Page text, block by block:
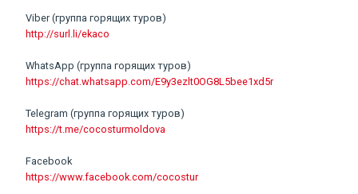
Viber (группа горящих туров)
http://surl.li/ekaco
WhatsApp (группа горящих туров)
https://chat.whatsapp.com/E9y3ezlt0OG8L5bee1xd5r
Telegram (группа горящих туров)
https://t.me/cocosturmoldova
Facebook
https://www.facebook.com/cocostur